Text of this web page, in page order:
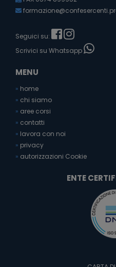
Seguici su:
Scrivici su Whatsapp
MENU
» home
» chi siamo
» aree corsi
» contatti
» lavora con noi
» privacy
» autorizzazioni Cookie
ENTE